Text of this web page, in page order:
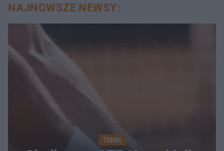
NAJNOWSZE NEWSY:
TENIS